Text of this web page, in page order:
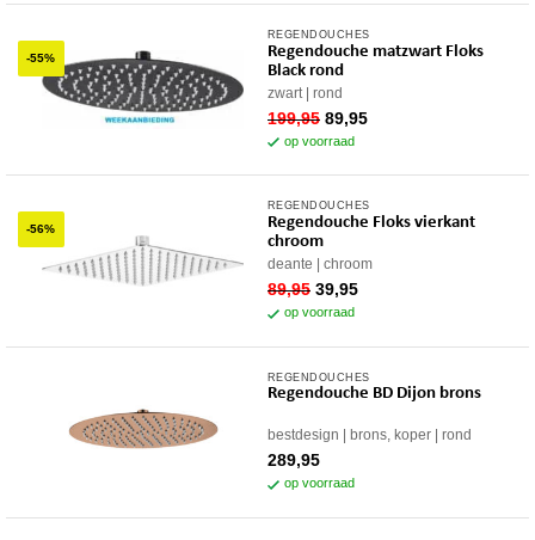
-55%
REGENDOUCHES
Regendouche matzwart Floks
Black rond
zwart rond
199,95 oorspronkelijke
prijs
was:
89,95huidige
op voorraad
-56%
REGENDOUCHES
Regendouche Floks vierkant
chroom
deante chroom
89,95 oorspronkelijke
was:
39,95huidige
op voorraad
REGENDOUCHES
Regendouche BD Dijon brons
bestdesign brons, koper rond
289,95
op voorraad